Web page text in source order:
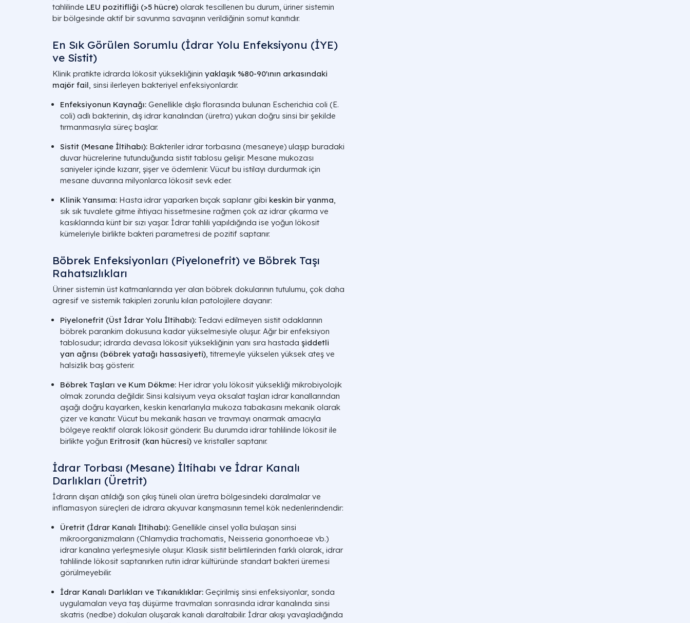
tahlilinde LEU pozitifliği (>5 hücre) olarak tescillenen bu durum, üriner sistemin
bir bölgesinde aktif bir savunma savaşının verildiğinin somut kanıtıdır.
En Sık Görülen Sorumlu (İdrar Yolu Enfeksiyonu (İYE)
ve Sistit)
Klinik pratikte idrarda lökosit yüksekliğinin yaklaşık %80-90'ının arkasındaki
majör fail, sinsi ilerleyen bakteriyel enfeksiyonlardır.
Enfeksiyonun Kaynağı: Genellikle dışkı florasında bulunan Escherichia coli (E.
coli) adlı bakterinin, dış idrar kanalından (üretra) yukarı doğru sinsi bir şekilde
tırmanmasıyla süreç başlar.
Sistit (Mesane İltihabı): Bakteriler idrar torbasına (mesaneye) ulaşıp buradaki
duvar hücrelerine tutunduğunda sistit tablosu gelişir. Mesane mukozası
saniyeler içinde kızarır, şişer ve ödemlenir. Vücut bu istilayı durdurmak için
mesane duvarına milyonlarca lökosit sevk eder.
Klinik Yansıma: Hasta idrar yaparken bıçak saplanır gibi keskin bir yanma,
sık sık tuvalete gitme ihtiyacı hissetmesine rağmen çok az idrar çıkarma ve
kasıklarında künt bir sızı yaşar. İdrar tahlili yapıldığında ise yoğun lökosit
kümeleriyle birlikte bakteri parametresi de pozitif saptanır.
Böbrek Enfeksiyonları (Piyelonefrit) ve Böbrek Taşı
Rahatsızlıkları
Üriner sistemin üst katmanlarında yer alan böbrek dokularının tutulumu, çok daha
agresif ve sistemik takipleri zorunlu kılan patolojilere dayanır:
Piyelonefrit (Üst İdrar Yolu İltihabı): Tedavi edilmeyen sistit odaklarının
böbrek parankim dokusuna kadar yükselmesiyle oluşur. Ağır bir enfeksiyon
tablosudur; idrarda devasa lökosit yüksekliğinin yanı sıra hastada şiddetli
yan ağrısı (böbrek yatağı hassasiyeti), titremeyle yükselen yüksek ateş ve
halsizlik baş gösterir.
Böbrek Taşları ve Kum Dökme: Her idrar yolu lökosit yüksekliği mikrobiyolojik
olmak zorunda değildir. Sinsi kalsiyum veya oksalat taşları idrar kanallarından
aşağı doğru kayarken, keskin kenarlarıyla mukoza tabakasını mekanik olarak
çizer ve kanatır. Vücut bu mekanik hasarı ve travmayı onarmak amacıyla
bölgeye reaktif olarak lökosit gönderir. Bu durumda idrar tahlilinde lökosit ile
birlikte yoğun Eritrosit (kan hücresi) ve kristaller saptanır.
İdrar Torbası (Mesane) İltihabı ve İdrar Kanalı
Darlıkları (Üretrit)
İdrarın dışarı atıldığı son çıkış tüneli olan üretra bölgesindeki daralmalar ve
inflamasyon süreçleri de idrara akyuvar karışmasının temel kök nedenlerindendir:
Üretrit (İdrar Kanalı İltihabı): Genellikle cinsel yolla bulaşan sinsi
mikroorganizmaların (Chlamydia trachomatis, Neisseria gonorrhoeae vb.)
idrar kanalına yerleşmesiyle oluşur. Klasik sistit belirtilerinden farklı olarak, idrar
tahlilinde lökosit saptanırken rutin idrar kültüründe standart bakteri üremesi
görülmeyebilir.
İdrar Kanalı Darlıkları ve Tıkanıklıklar: Geçirilmiş sinsi enfeksiyonlar, sonda
uygulamaları veya taş düşürme travmaları sonrasında idrar kanalında sinsi
skatris (nedbe) dokuları oluşarak kanalı daraltabilir. İdrar akışı yavaşladığında